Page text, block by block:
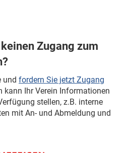
Zugang zum
und fordern Sie jetzt Zugang
kann Ihr Verein Informationen
stellen, z.B. interne
mit An- und Abmeldung und